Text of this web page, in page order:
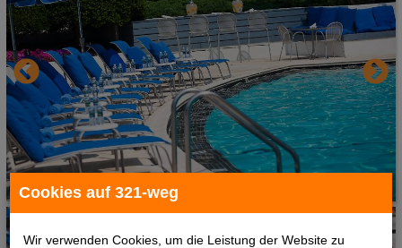
Cookies auf 321-weg
Wir verwenden Cookies, um die Leistung der Website zu
1 / 6